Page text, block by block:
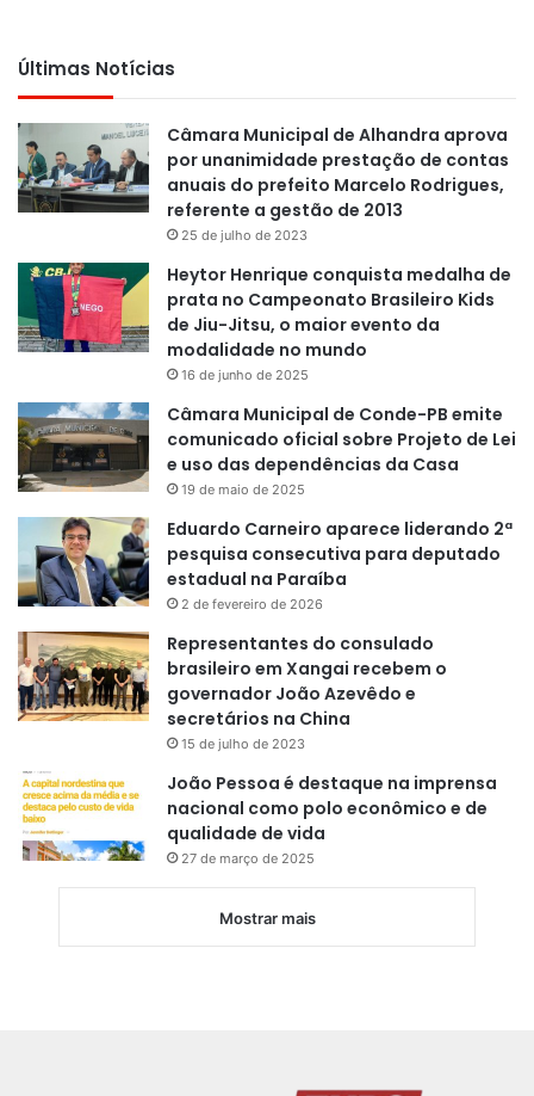
Últimas Notícias
Câmara Municipal de Alhandra aprova
por unanimidade prestação de contas
anuais do prefeito Marcelo Rodrigues,
referente a gestão de 2013
25 de julho de 2023
Heytor Henrique conquista medalha de
prata no Campeonato Brasileiro Kids
de Jiu-Jitsu, o maior evento da
modalidade no mundo
16 de junho de 2025
Câmara Municipal de Conde-PB emite
comunicado oficial sobre Projeto de Lei
e uso das dependências da Casa
19 de maio de 2025
Eduardo Carneiro aparece liderando 2ª
pesquisa consecutiva para deputado
estadual na Paraíba
2 de fevereiro de 2026
Representantes do consulado
brasileiro em Xangai recebem o
governador João Azevêdo e
secretários na China
15 de julho de 2023
João Pessoa é destaque na imprensa
nacional como polo econômico e de
qualidade de vida
27 de março de 2025
Mostrar mais